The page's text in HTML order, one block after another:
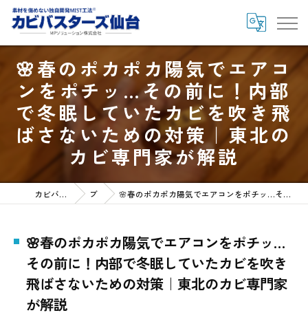
🌸春のポカポカ陽気でエアコ
ンをポチッ…その前に！内部
で冬眠していたカビを吹き飛
ばさないための対策｜東北の
カビ専門家が解説
カビバスターズ仙台HOME ブログ 🌸春のポカポカ陽気でエアコンをポチッ…その前に！内部で冬眠していたカビを吹き飛ばさないための対策｜東北のカビ専門家が解説
🌸春のポカポカ陽気でエアコンをポチッ…
その前に！内部で冬眠していたカビを吹き
飛ばさないための対策｜東北のカビ専門家
が解説